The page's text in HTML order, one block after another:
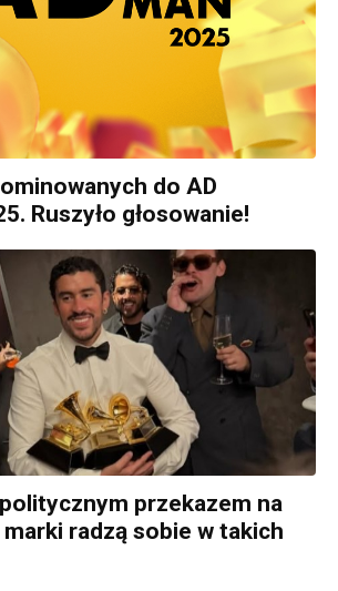
do AD
Ruszyło głosowanie!
przekazem na
marki radzą sobie w takich